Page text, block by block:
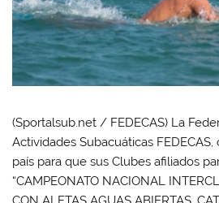
(Sportalsub.net / FEDECAS) La
Actividades Subacuáticas
país para que sus Clubes afiliados
“CAMPEONATO NACIONAL